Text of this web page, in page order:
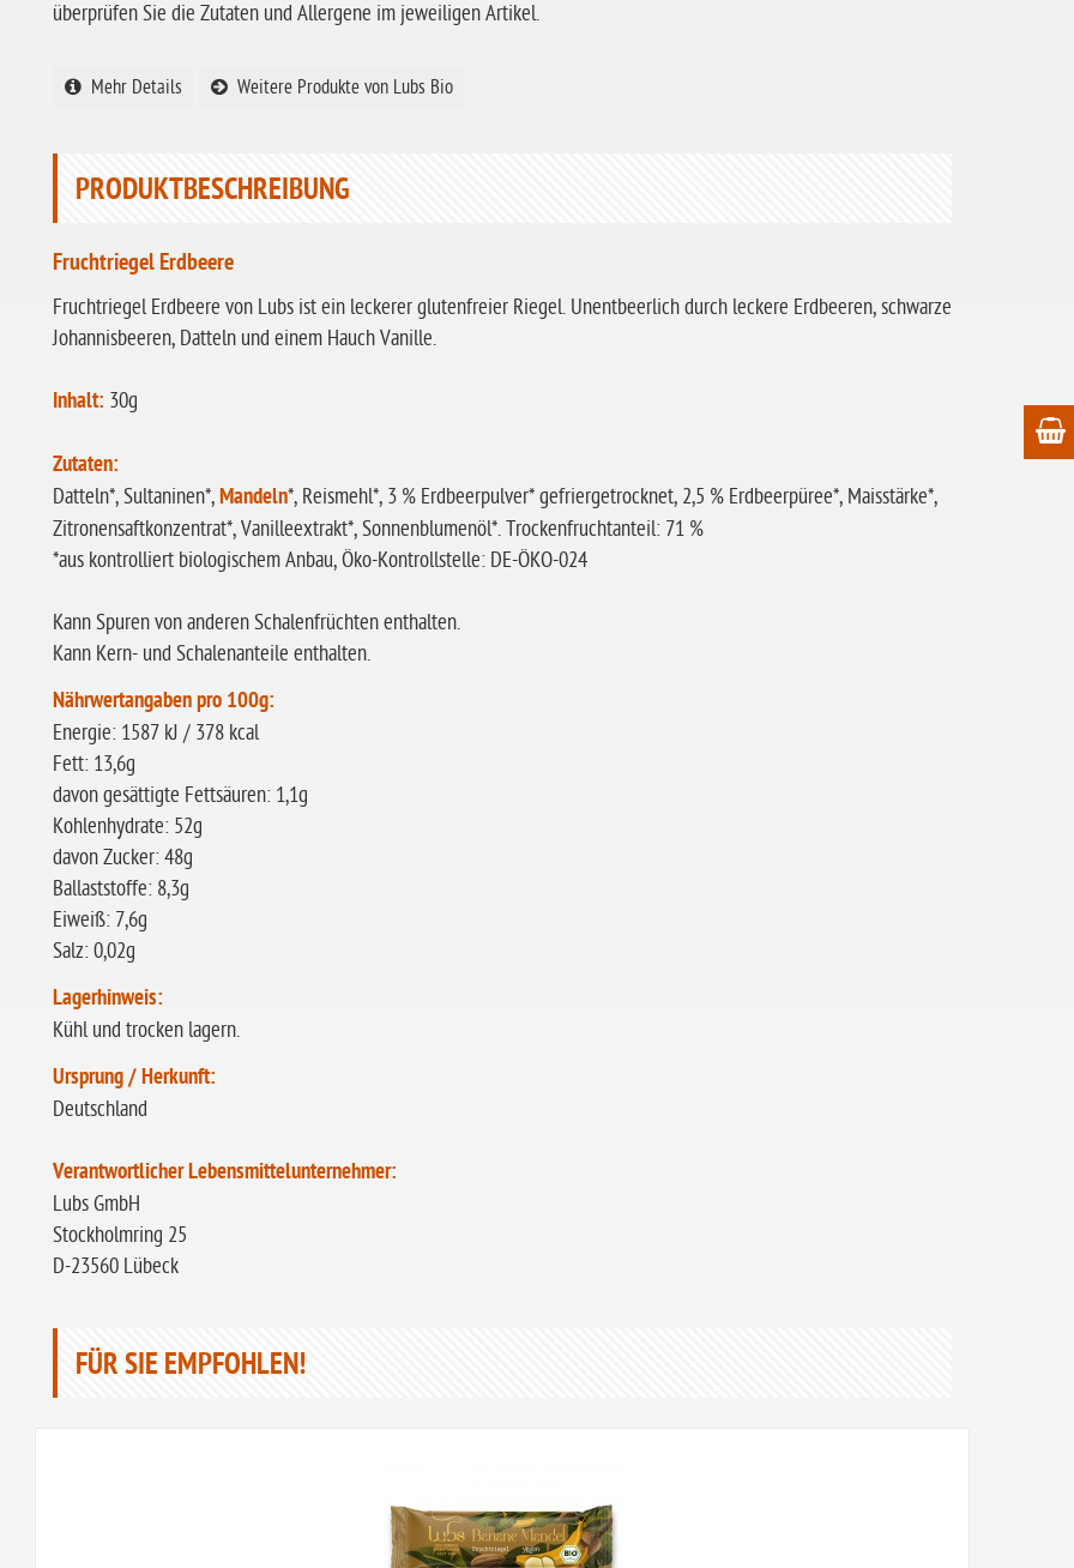
überprüfen Sie die Zutaten und Allergene im jeweiligen Artikel.
Mehr Details Weitere Produkte von Lubs Bio
PRODUKTBESCHREIBUNG
Fruchtriegel Erdbeere
Fruchtriegel Erdbeere von Lubs ist ein leckerer glutenfreier Riegel. Unentbeerlich durch leckere Erdbeeren, schwarze
Johannisbeeren, Datteln und einem Hauch Vanille.
Inhalt: 30g
Zutaten:
Datteln*, Sultaninen*,Mandeln*, Reismehl*, 3 % Erdbeerpulver* gefriergetrocknet, 2,5 % Erdbeerpüree*, Maisstärke*,
Zitronensaftkonzentrat*, Vanilleextrakt*, Sonnenblumenöl*. Trockenfruchtanteil: 71 %
*aus kontrolliert biologischem Anbau, Öko-Kontrollstelle: DE-ÖKO-024
Kann Spuren von anderen Schalenfrüchten enthalten.
Kann Kern- und Schalenanteile enthalten.
Nährwertangaben pro 100g:
Energie: 1587 kJ / 378 kcal
Fett: 13,6g
davon gesättigte Fettsäuren: 1,1g
Kohlenhydrate: 52g
davon Zucker: 48g
Ballaststoffe: 8,3g
Eiweiß: 7,6g
Salz: 0,02g
Lagerhinweis:
Kühl und trocken lagern.
Ursprung / Herkunft:
Deutschland
Verantwortlicher Lebensmittelunternehmer:
Lubs GmbH
Stockholmring 25
D-23560 Lübeck
FÜR SIE EMPFOHLEN!